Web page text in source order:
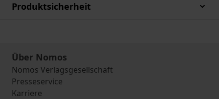
Produktsicherheit
Über Nomos
Nomos Verlagsgesellschaft
Presseservice
Karriere